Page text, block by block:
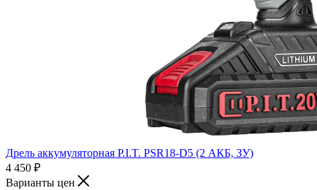
Дрель аккумуляторная P.I.T. PSR18-D5 (2 АКБ, ЗУ)
4 450 ₽
Варианты цен